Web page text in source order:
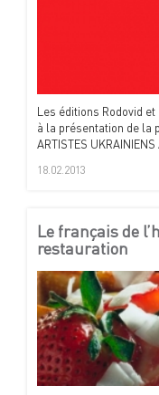
Les éditions Rodovid
à la présentation de la
ARTISTES
18.02.2013
Le français de
restauration